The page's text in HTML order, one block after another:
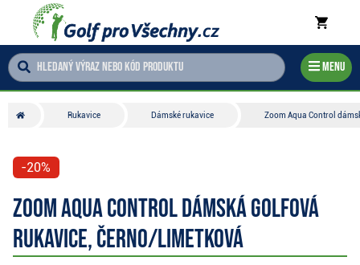
Menu
Rukavice Dámské rukavice Zoom Aqua Control
-20%
Zoom Aqua Control dámská golfová
rukavice, černo/limetková